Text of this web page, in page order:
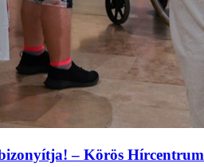
– Körös Hírcentrum